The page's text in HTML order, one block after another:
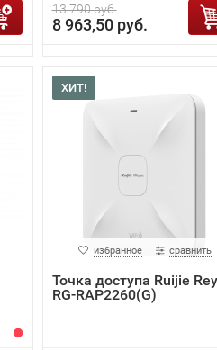
13 790 руб.
8 963,50 руб.
ХИТ!
избранное сравнить
Точка доступа Ruijie
RG-RAP2260(G)